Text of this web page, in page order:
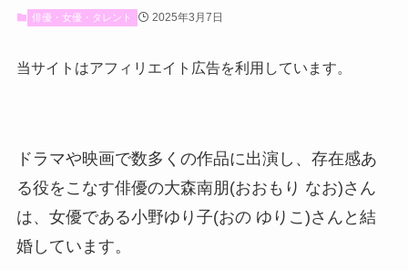
俳優・女優・タレント 2025年3月7日
当サイトはアフィリエイト広告を利用しています。
ドラマや映画で数多くの作品に出演し、存在感あ
る役をこなす俳優の大森南朋(おおもり なお)さん
は、女優である小野ゆり子(おの ゆりこ)さんと結
婚しています。